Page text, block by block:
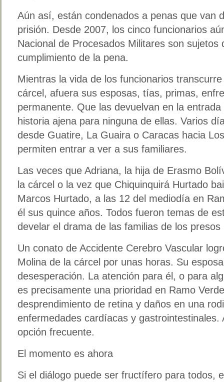
Aún así, están condenados a penas que van
prisión. Desde 2007, los cinco funcionarios
Nacional de Procesados Militares son sujetos
cumplimiento de la pena.
Mientras la vida de los funcionarios
cárcel, afuera sus esposas, tías, primas,
permanente. Que las devuelvan en la
historia ajena para ninguna de ellas. Varios
desde Guatire, La Guaira o Caracas hacia
permiten entrar a ver a sus familiares.
Las veces que Adriana, la hija de Erasmo
la cárcel o la vez que Chiquinquirá Hurtado
Marcos Hurtado, a las 12 del mediodía en
él sus quince años. Todos fueron temas de
develar el drama de las familias de los
Un conato de Accidente Cerebro Vascular
Molina de la cárcel por unas horas. Su
desesperación. La atención para él, o para
es precisamente una prioridad en Ramo
desprendimiento de retina y daños en una
enfermedades cardíacas y gastrointestinales.
opción frecuente.
El momento es ahora
Si el diálogo puede ser fructífero para todos,